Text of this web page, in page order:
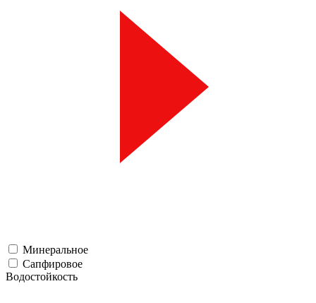
Минеральное
Сапфировое
Водостойкость